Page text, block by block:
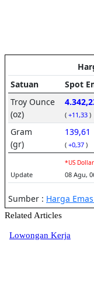
Related Articles
Lowongan Kerja